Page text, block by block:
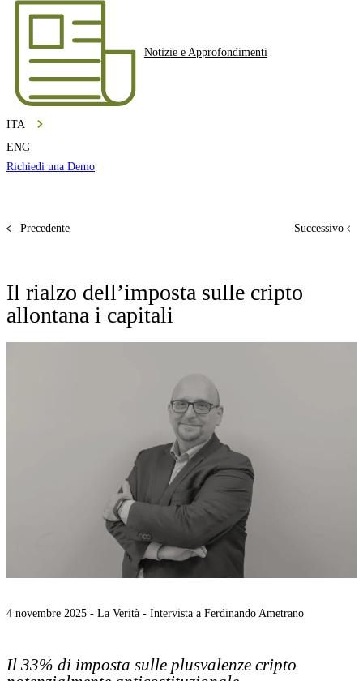
Notizie e Approfondimenti
ITA
ENG
Richiedi una Demo
Precedente Successivo
Il rialzo dell’imposta sulle cripto
allontana i capitali
4 novembre 2025 - La Verità - Intervista a Ferdinando Ametrano
Il 33% di imposta sulle plusvalenze cripto